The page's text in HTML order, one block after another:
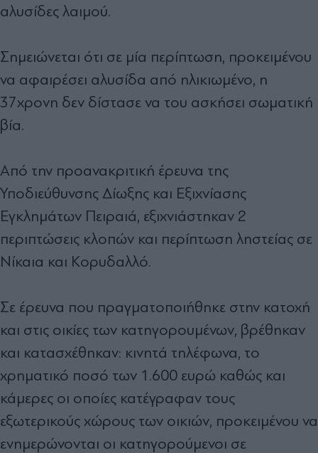
αλυσίδες λαιμού.
Σημειώνεται ότι σε μία περίπτωση, προκειμένου
να αφαιρέσει αλυσίδα από ηλικιωμένο, η
37χρονη δεν δίστασε να του ασκήσει σωματική
βία.
Από την προανακριτική έρευνα της
Υποδιεύθυνσης Δίωξης και Εξιχνίασης
Εγκλημάτων Πειραιά, εξιχνιάστηκαν 2
περιπτώσεις κλοπών και περίπτωση ληστείας σε
Νίκαια και Κορυδαλλό.
Σε έρευνα που πραγματοποιήθηκε στην κατοχή
και στις οικίες των κατηγορουμένων, βρέθηκαν
και κατασχέθηκαν: κινητά τηλέφωνα, το
χρηματικό ποσό των 1.600 ευρώ καθώς και
κάμερες οι οποίες κατέγραφαν τους
εξωτερικούς χώρους των οικιών, προκειμένου να
ενημερώνονται οι κατηγορούμενοι σε